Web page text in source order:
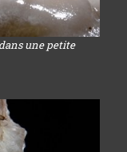
une petite